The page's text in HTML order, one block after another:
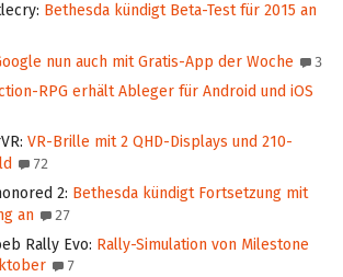
: Bethesda kündigt Beta-Test für 2015 an
nun auch mit Gratis-App der Woche 3
RPG erhält Ableger für Android und iOS
: VR-Brille mit 2 QHD-Displays und 210-
72
2: Bethesda kündigt Fortsetzung mit
an
27
Rally Evo: Rally-Simulation von Milestone
7